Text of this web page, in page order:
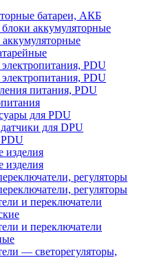
батареи, АКБ
аккумуляторные
PDU
PDU
питания, PDU
для PDU
для DPU
изделия
изделия
регуляторы
регуляторы
и переключатели
и переключатели
— светорегуляторы,